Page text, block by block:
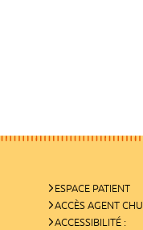
ESPACE PATIENT
ACCÈS AGENT CHU
ACCESSIBILITÉ :